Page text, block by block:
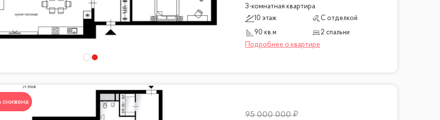
3-комнатная квартира
10 этаж
С отделкой
90 кв.м
2 спальни
снижена
95 000 000